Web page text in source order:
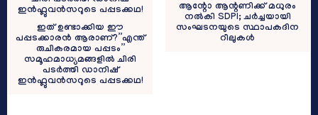
ഇത് ഉണ്ടാക്കിയ ഈ
പപ്പടക്കാരൻ ആരാണ്?”എന്ത്
രുചികരമായ പപ്പടം”
സമൂഹമാധ്യമങ്ങളിൽ ചിരി
പടർത്തി ഡാനിഷ്
ഇൻഫ്ലുവൻസറുടെ പപ്പടക്കഥ!
ആന്റോ ആന്റണിക്ക് മധുരം
നല്‍കി SDPI; ചര്‍ച്ചയായി
സംഘടനയുടെ സ്ഥാപകദിന
റീലുകള്‍